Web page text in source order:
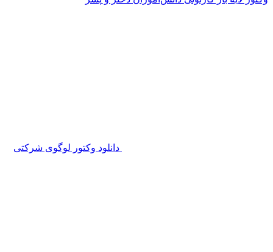
دانلود وکتور لوگوی شرکتی